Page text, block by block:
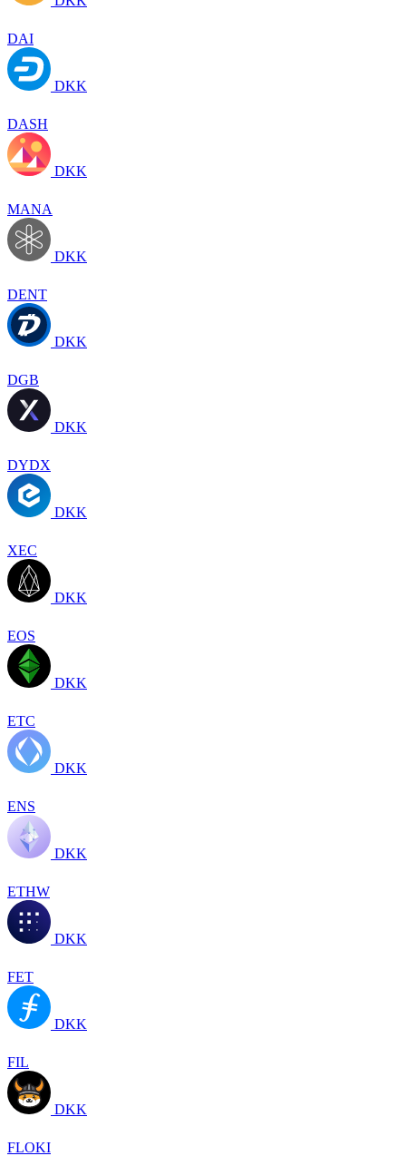
DAI
DKK
DASH
DKK
MANA
DKK
DENT
DKK
DGB
DKK
DYDX
DKK
XEC
DKK
EOS
DKK
ETC
DKK
ENS
DKK
ETHW
DKK
FET
DKK
FIL
DKK
FLOKI